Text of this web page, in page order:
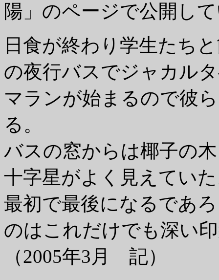
陽」のページで公開し
日食が終わり学生たち
の夜行バスでジャカル
マランが始まるので彼
る。
バスの窓からは椰子の
十字星がよく見えてい
最初で最後になるであ
のはこれだけでも深い
（2005年3月 記）